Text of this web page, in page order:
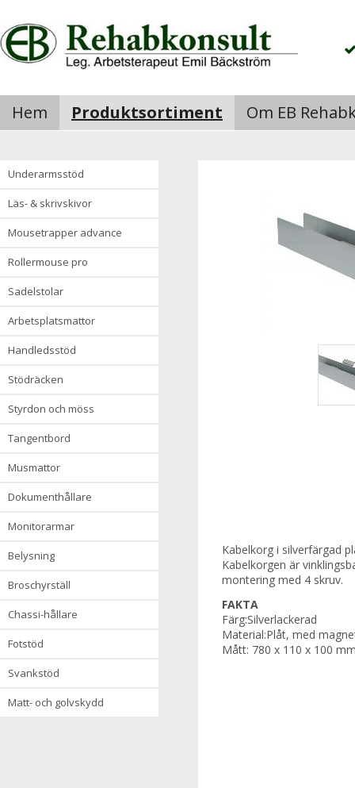
Hem Produktsortiment Om EB
underarmsstöd
läs- & skrivskivor
mousetrapper advance
rollermouse pro
sadelstolar
arbetsplatsmattor
handledsstöd
stödräcken
styrdon och möss
tangentbord
musmattor
dokumenthållare
monitorarmar
belysning
broschyrställ
chassi-hållare
fotstöd
svankstöd
matt- och golvskydd
Kabelkorg i silverfärgad
Kabelkorgen är
montering med 4 skruv.
FAKTA
Färg:Silverlackerad
Material:Plåt, med
Mått: 780 x 110 x 100